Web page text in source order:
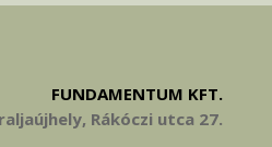
FUNDAMENTUM KFT.
Rákóczi utca 27.